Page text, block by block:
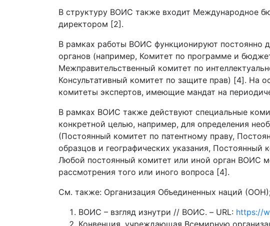
В структуру ВОИС также входит Международное
директором [2].
В рамках работы ВОИС функционируют постоянно
органов (например, Комитет по программе и
Межправительственный комитет по
Консультативный комитет по защите прав) [4]. На
комитеты экспертов, имеющие мандат на
В рамках ВОИС также действуют специальные
конкретной целью, например, для определения
(Постоянный комитет по патентному праву,
образцов и географических указания,
Любой постоянный комитет или иной орган ВОИС
рассмотрения того или иного вопроса [4].
См. также: Организация Объединенных наций
ВОИС – взгляд изнутри // ВОИС. – URL: https://
Конвенция, учреждающая Всемирную